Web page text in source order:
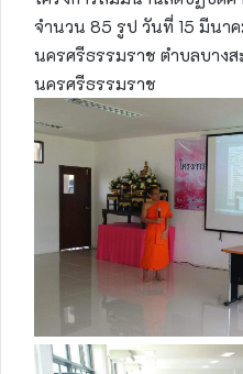
จำนวน 85 รูป วันที่ 15 มีนา
นครศรีธรรมราช ตำบลบางส
นครศรีธรรมราช